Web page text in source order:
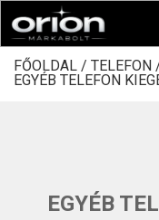
FŐOLDAL / TELEFON
EGYÉB TELEFON
EGYÉB